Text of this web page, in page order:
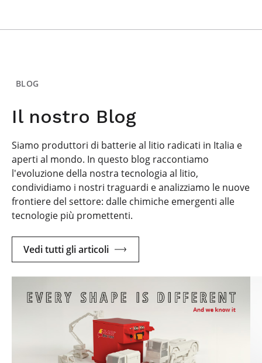
BLOG
Il nostro Blog
Siamo produttori di batterie al litio radicati in Italia e
aperti al mondo. In questo blog raccontiamo
l'evoluzione della nostra tecnologia al litio,
condividiamo i nostri traguardi e analizziamo le nuove
frontiere del settore: dalle chimiche emergenti alle
tecnologie più promettenti.
Vedi tutti gli articoli